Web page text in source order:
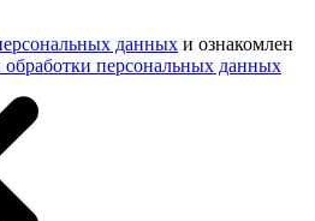
данных и ознакомлен
персональных данных